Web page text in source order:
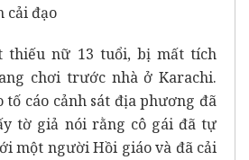
cải đạo
thiếu nữ 13 tuổi, bị mất tích
chơi trước nhà ở Karachi.
tố cáo cảnh sát địa phương đã
tờ giả nói rằng cô gái đã tự
một người Hồi giáo và đã cải